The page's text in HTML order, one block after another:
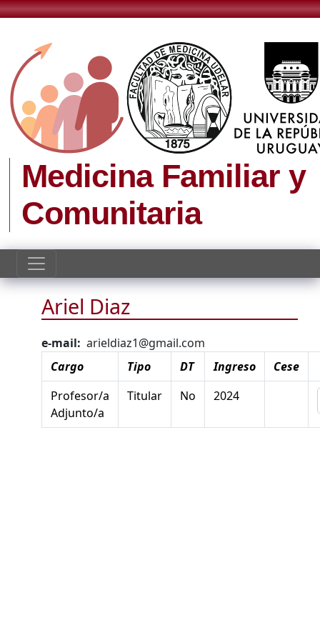
Pasar al contenido principal
Medicina Familiar y
Comunitaria
Ariel Diaz
e-mail
arieldiaz1@gmail.com
Cargo
Tipo DT Ingreso
Cese
Profesor/a
Adjunto/a
Titular No 2024